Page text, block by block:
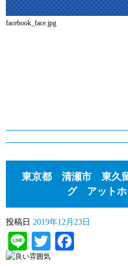
facebook_face.jpg
東京都 清瀬市 東久
グ アット
投稿日 2019年12月23日
LineTwitter